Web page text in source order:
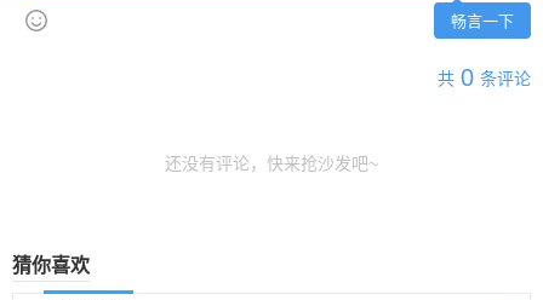
畅言一下
共 0 条评论
还没有评论，快来抢沙发吧~
猜你喜欢